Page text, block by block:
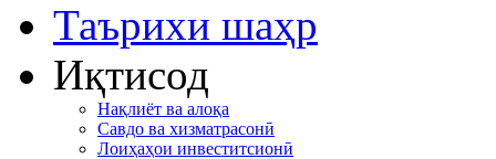
Таърихи шаҳр
Иқтисод
Нақлиёт ва алоқа
Савдо ва хизматрасонӣ
Лоиҳаҳои инвеститсионӣ